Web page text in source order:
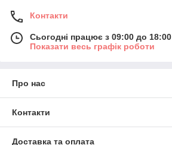
Контакти
Сьогодні працює з 09:00 до 18:00
Показати весь графік роботи
Про нас
Контакти
Доставка та оплата